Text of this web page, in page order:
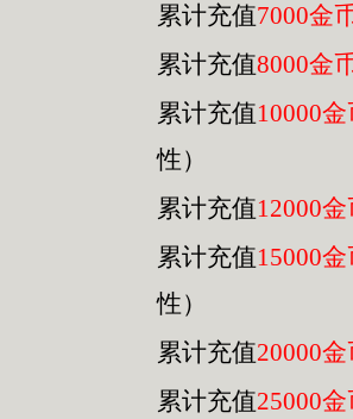
累计充值7000金
累计充值8000金
累计充值10000
性）
累计充值12000
累计充值15000
性）
累计充值20000
累计充值25000